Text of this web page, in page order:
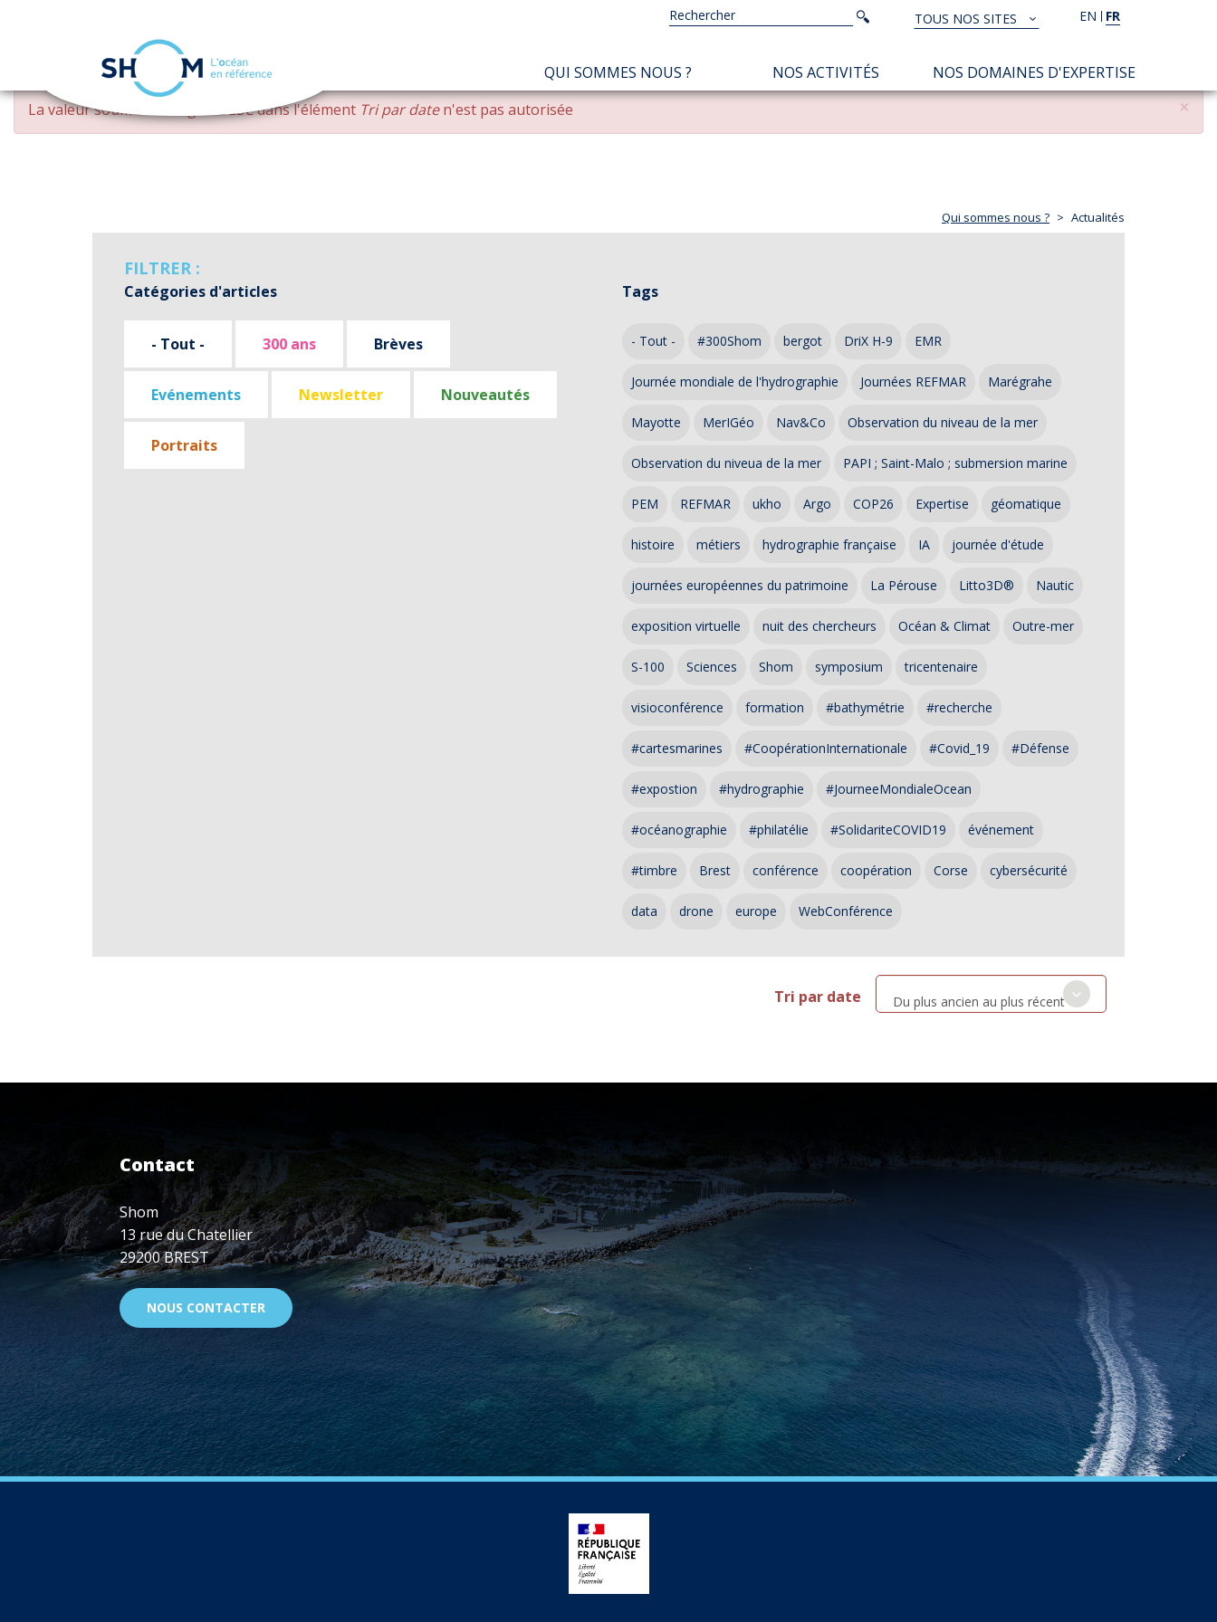
Aller
contenu
EN FR
TOUS
NOS
SITES
TOUS NOS SITES
Rechercher
Rechercher
NAVIGATION
PRINCIPALE
QUI SOMMES NOUS ? NOS ACTIVITÉS NOS DOMAINES D'EXPERTISE
×
MESSAGE
D'ERREUR
La valeur soumise changed DESCdans l'élément Tri par daten'est pas autorisée
Qui sommes nous ? Actualités
FILTRER :
Catégories d'articles
- Tout - 300 ans Brèves
Evénements Newsletter Nouveautés
Portraits
Tags
- Tout - #300Shom bergot DriX H-9 EMR
Journée mondiale de l'hydrographie Journées REFMAR Marégrahe
Mayotte MerIGéo Nav&Co Observation du niveau de la mer
Observation du niveua de la mer PAPI ; Saint-Malo ; submersion marine
PEM REFMAR ukho Argo COP26 Expertise géomatique
histoire métiers hydrographie française IA journée d'étude
journées européennes du patrimoine La Pérouse Litto3D® Nautic
exposition virtuelle nuit des chercheurs Océan & Climat Outre-mer
S-100 Sciences Shom symposium tricentenaire
visioconférence formation #bathymétrie #recherche
#cartesmarines #CoopérationInternationale #Covid_19 #Défense
#expostion #hydrographie #JourneeMondialeOcean
#océanographie #philatélie #SolidariteCOVID19 événement
#timbre Brest conférence coopération Corse cybersécurité
data drone europe WebConférence
Tri par date Du plus ancien au plus récent
Contact
Shom
13 rue du Chatellier
29200 BREST
NOUS CONTACTER